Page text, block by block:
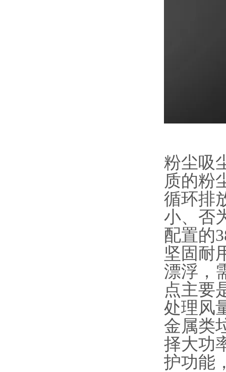
粉尘吸
质的粉
循环排
小、否
配置的
坚固耐
漂浮，
点主要
处理风
金属类
择大功
护功能